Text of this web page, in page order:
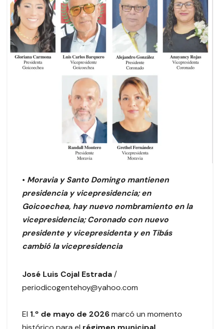
• Moravia y Santo Domingo mantienen
presidencia y vicepresidencia; en
Goicoechea, hay nuevo nombramiento en la
vicepresidencia; Coronado con nuevo
presidente y vicepresidenta y en Tibás
cambió la vicepresidencia
José Luis Cojal Estrada /
periodicogentehoy@yahoo.com
El 1.º de mayo de 2026marcó un momento